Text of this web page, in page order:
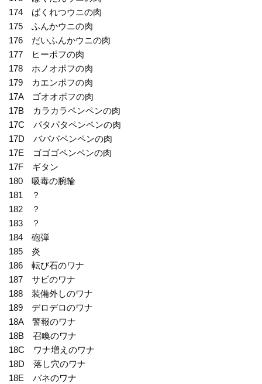
174 ばくれつウニの肉
175 ふんかウニの肉
176 だいふんかウニの肉
177 ヒーポフの肉
178 ホノオポフの肉
179 カエンポフの肉
17A ゴオオポフの肉
17B カラカラペンペンの肉
17C パタパタペンペンの肉
17D バババペンペンの肉
17E ゴゴゴペンペンの肉
17F ギタン
180 吸毒の腕輪
181 ？
182 ？
183 ？
184 砲弾
185 炎
186 転び石のワナ
187 サビのワナ
188 装備外しのワナ
189 デロデロのワナ
18A 警報のワナ
18B 召喚のワナ
18C ワナ増えのワナ
18D 落し穴のワナ
18E バネのワナ